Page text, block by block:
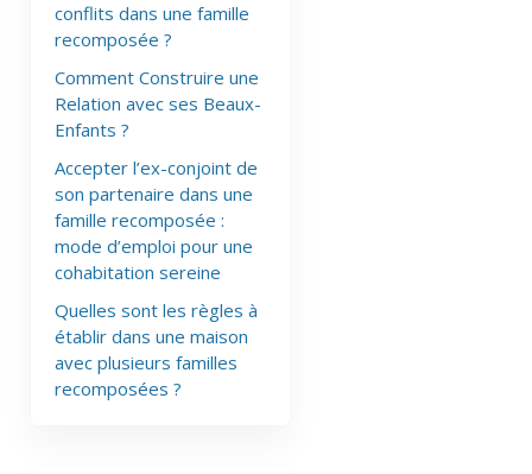
conflits dans une famille
recomposée ?
Comment Construire une
Relation avec ses Beaux-
Enfants ?
Accepter l’ex-conjoint de
son partenaire dans une
famille recomposée :
mode d’emploi pour une
cohabitation sereine
Quelles sont les règles à
établir dans une maison
avec plusieurs familles
recomposées ?